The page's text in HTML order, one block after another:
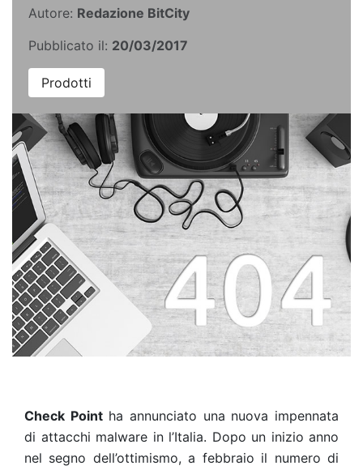
Autore: Redazione BitCity
Pubblicato il: 20/03/2017
Prodotti
Check Pointha annunciato una nuova impennata
di attacchi malware in l’Italia. Dopo un inizio anno
nel segno dell’ottimismo, a febbraio il numero di